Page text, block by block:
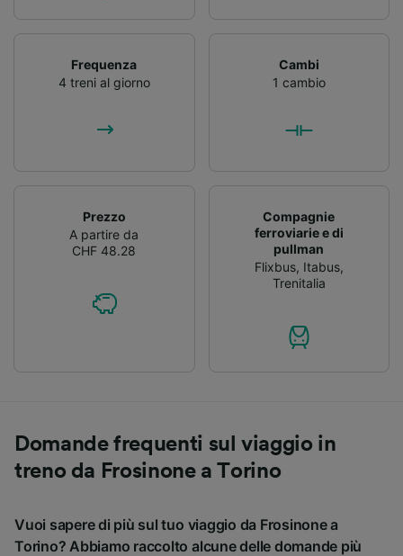
Frequenza
4 treni al giorno
Cambi
1 cambio
Prezzo
A partire da
CHF 48.28
Compagnie
ferroviarie e di
pullman
Flixbus, Itabus,
Trenitalia
Domande frequenti sul viaggio in
treno da Frosinone a Torino
Vuoi sapere di più sul tuo viaggio da Frosinone a
Torino? Abbiamo raccolto alcune delle domande più